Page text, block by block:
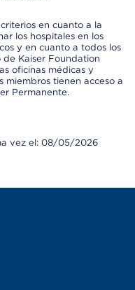
en cuanto a la
los hospitales en los
y en cuanto a todos los
Kaiser Foundation
oficinas médicas y
miembros tienen acceso a
Permanente.
vez el: 08/05/2026